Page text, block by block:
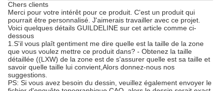
Chers clients
Merci pour votre intérêt pour ce produit. C'est un produit qui
pourrait être personnalisé. J'aimerais travailler avec ce projet.
Voici quelques détails GUILDELINE sur cet article comme ci-
dessous
1.S'il vous plaît gentiment me dire quelle est la taille de la zone
que vous voulez mettre ce produit dans? - Obtenez la taille
détaillée ((LXW) de la zone est de s'assurer quelle est sa taille et
savoir quelle taille lui convient,Alors donnez-nous nos
suggestions.
PS: Si vous avez besoin du dessin, veuillez également envoyer le